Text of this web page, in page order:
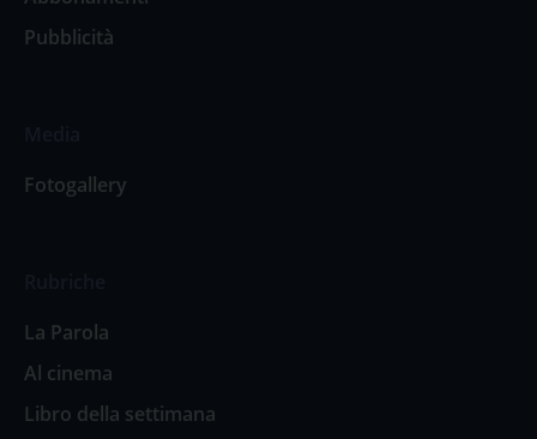
Pubblicità
Fotogallery
La Parola
Al cinema
Libro della settimana